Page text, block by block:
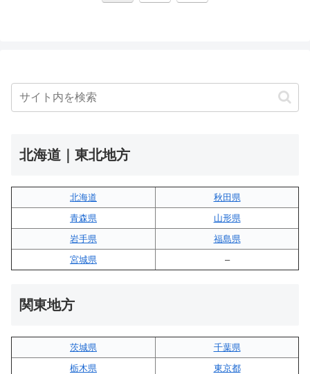
北海道｜東北地方
北海道
秋田県
青森県
山形県
岩手県
福島県
宮城県
–
関東地方
茨城県
千葉県
栃木県
東京都